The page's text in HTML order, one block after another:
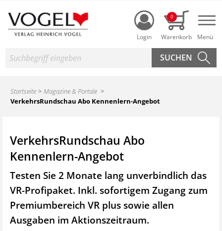
Login
0
Suche
Startseite
Magazine & Portale
VerkehrsRundschau Abo Kennenlern-Angebot
VerkehrsRundschau Abo
Kennenlern-Angebot
Testen Sie 2 Monate lang unverbindlich das
VR-Profipaket. Inkl. sofortigem Zugang zum
Premiumbereich VR plus sowie allen
Ausgaben im Aktionszeitraum.